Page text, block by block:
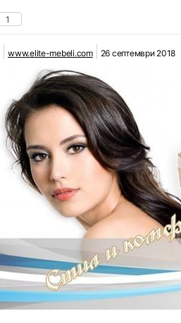
1
www.elite-mebeli.com 26 септември 2018